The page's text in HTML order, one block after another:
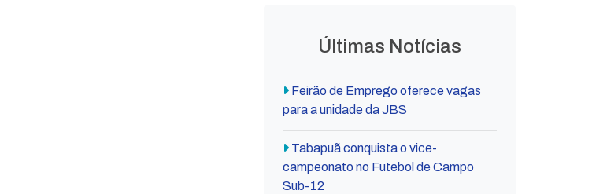
Últimas Notícias
Feirão de Emprego oferece vagas
para a unidade da JBS
Tabapuã conquista o vice-
campeonato no Futebol de Campo
Sub-12